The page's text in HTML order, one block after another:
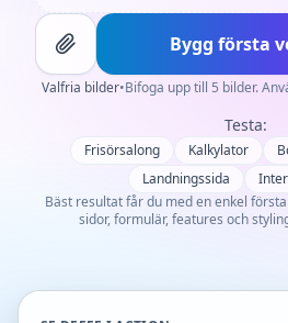
Bygg första
Valfria bilder•Bifoga upp till 5 bilder.
Testa:
Frisörsalong Kalkylator
Landningssida
Bäst resultat får du med en enkel
sidor, formulär, features och